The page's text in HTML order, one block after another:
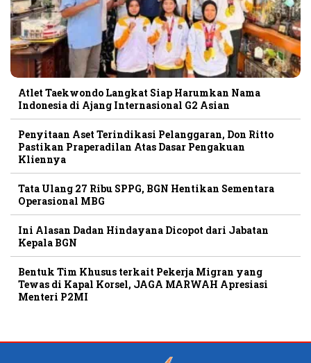
Atlet Taekwondo Langkat Siap Harumkan Nama
Indonesia di Ajang Internasional G2 Asian
Penyitaan Aset Terindikasi Pelanggaran, Don Ritto
Pastikan Praperadilan Atas Dasar Pengakuan
Kliennya
Tata Ulang 27 Ribu SPPG, BGN Hentikan Sementara
Operasional MBG
Ini Alasan Dadan Hindayana Dicopot dari Jabatan
Kepala BGN
Bentuk Tim Khusus terkait Pekerja Migran yang
Tewas di Kapal Korsel, JAGA MARWAH Apresiasi
Menteri P2MI